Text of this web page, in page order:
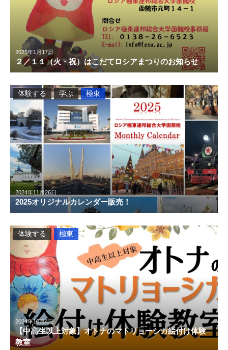
2025年1月17日
２／１１（火・祝）はこだてロシアまつりのお知らせ
2024年11月26日
2025オリジナルカレンダー販売！
体験する 学ぶ 極東
2024年10月4日
【中高生以上対象】オトナのマトリョーシカ絵付け体験
教室
体験する 極東